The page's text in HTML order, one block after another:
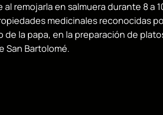
remojarla en salmuera durante 8 a
medicinales reconocidas
la papa, en la preparación de
San Bartolomé.